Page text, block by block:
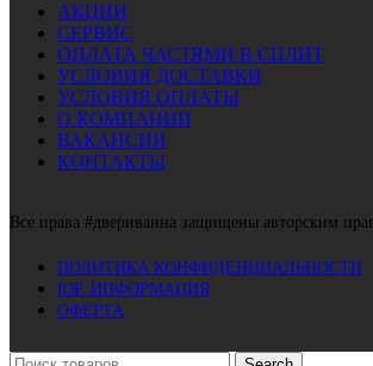
АКЦИИ
СЕРВИС
ОПЛАТА ЧАСТЯМИ В СПЛИТ
УСЛОВИЯ ДОСТАВКИ
УСЛОВИЯ ОПЛАТЫ
О КОМПАНИИ
ВАКАНСИИ
КОНТАКТЫ
Все права #двериванна защищены авторским
ПОЛИТИКА КОНФИДЕНЦИАЛЬНОСТИ
ЮР. ИНФОРМАЦИЯ
ОФЕРТА